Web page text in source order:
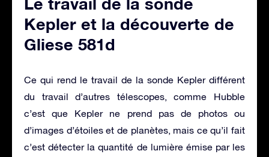
Kepler et la découverte de
Gliese 581d
Ce qui rend le travail de la sonde Kepler différent
du travail d’autres télescopes, comme Hubble
c’est que Kepler ne prend pas de photos ou
d’images d’étoiles et de planètes, mais ce qu’il fait
c’est détecter la quantité de lumière émise par les